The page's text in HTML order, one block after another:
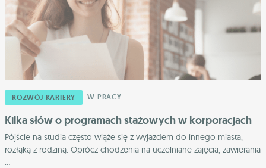
ROZWÓJ KARIERY W PRACY
Kilka słów o programach stażowych w korporacjach
Pójście na studia często wiąże się z wyjazdem do innego miasta,
rozłąką z rodziną. Oprócz chodzenia na uczelniane zajęcia, zawierania
...